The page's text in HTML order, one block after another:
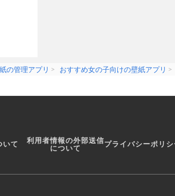
の管理アプリ おすすめ女の子向けの壁紙アプリ
いて 利用者情報の外部送信
について プライバシーポリシ